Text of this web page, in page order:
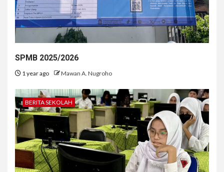
SPMB 2025/2026
1 year ago Mawan A. Nugroho
BERITA SEKOLAH